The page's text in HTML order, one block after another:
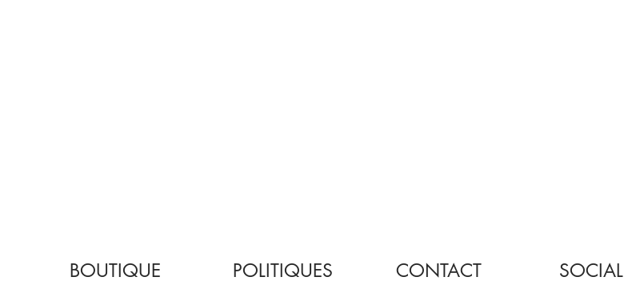
BOUTIQUE POLITIQUES CONTACT SOCIAL